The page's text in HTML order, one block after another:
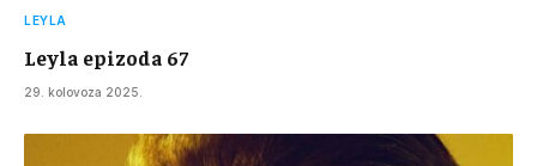
LEYLA
Leyla epizoda 67
29. kolovoza 2025.